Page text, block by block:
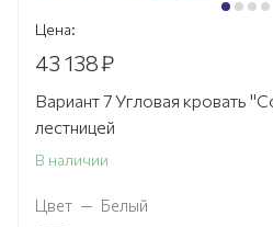
Цена:
43 138₽
Вариант 7 Угловая кровать
лестницей
В наличии
Цвет — Белый